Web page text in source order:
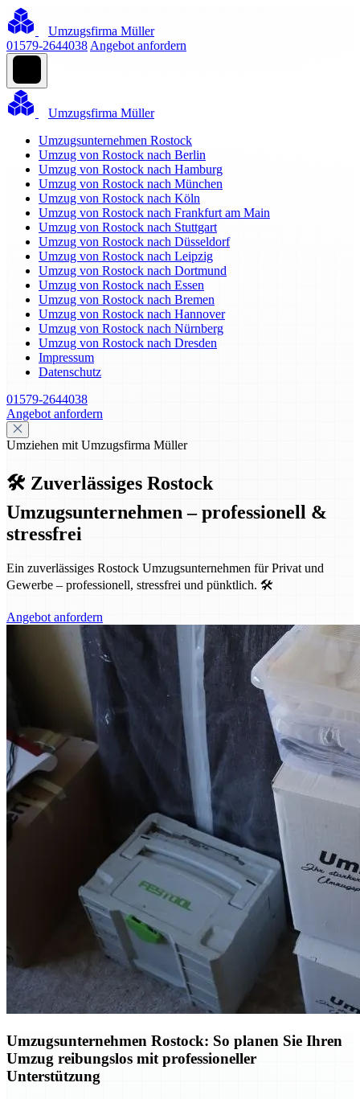
Umzugsfirma Müller
01579-2644038 Angebot anfordern
Umzugsfirma Müller
Umzugsunternehmen Rostock
Umzug von Rostock nach Berlin
Umzug von Rostock nach Hamburg
Umzug von Rostock nach München
Umzug von Rostock nach Köln
Umzug von Rostock nach Frankfurt am Main
Umzug von Rostock nach Stuttgart
Umzug von Rostock nach Düsseldorf
Umzug von Rostock nach Leipzig
Umzug von Rostock nach Dortmund
Umzug von Rostock nach Essen
Umzug von Rostock nach Bremen
Umzug von Rostock nach Hannover
Umzug von Rostock nach Nürnberg
Umzug von Rostock nach Dresden
Impressum
Datenschutz
01579-2644038
Angebot anfordern
Umziehen mit Umzugsfirma Müller
🛠️ Zuverlässiges Rostock
Umzugsunternehmen – professionell &
stressfrei
Ein zuverlässiges Rostock Umzugsunternehmen für Privat und
Gewerbe – professionell, stressfrei und pünktlich. 🛠️
Angebot anfordern
Umzugsunternehmen Rostock: So planen Sie Ihren
Umzug reibungslos mit professioneller
Unterstützung